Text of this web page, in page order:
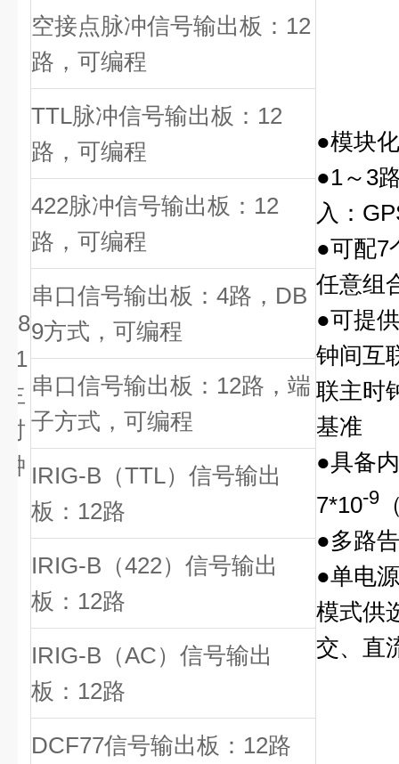
K8
01
主
时
钟
●模块
●1～3
入：
●可配7
任意组
●可提
钟间互
联主时
基准
●具备
7*10-9
●多路
●单电
模式供
交、直
空接点脉冲信号输出板：12
路，可编程
TTL脉冲信号输出板：12
路，可编程
422脉冲信号输出板：12
路，可编程
串口信号输出板：4路，DB
9方式，可编程
串口信号输出板：12路，端
子方式，可编程
IRIG-B （TTL）信号输出
板：12路
IRIG-B （422）信号输出
板：12路
IRIG-B （AC）信号输出
板：12路
DCF77信号输出板：12路